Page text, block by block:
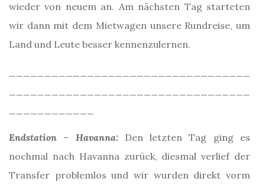
wieder von neuem an. Am nächsten Tag starteten
wir dann mit dem Mietwagen unsere Rundreise, um
Land und Leute besser kennenzulernen.
Endstation – Havanna: Den letzten Tag ging es
nochmal nach Havanna zurück, diesmal verlief der
Transfer problemlos und wir wurden direkt vorm